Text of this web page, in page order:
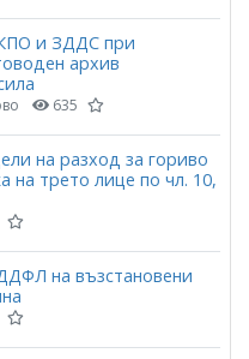
и ЗДДС при
архив
635
на разход за гориво
на трето лице по чл. 10,
на възстановени